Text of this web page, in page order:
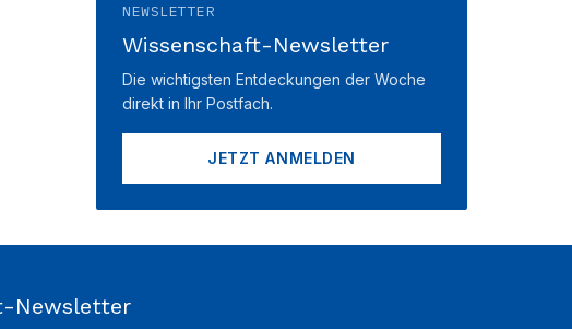
NEWSLETTER
Wissenschaft-Newsletter
Die wichtigsten Entdeckungen der Woche
direkt in Ihr Postfach.
JETZT ANMELDEN
Newsletter